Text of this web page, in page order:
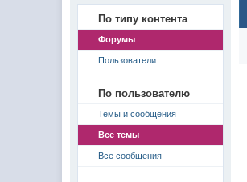
По типу контента
Форумы
Пользователи
По пользователю
Темы и сообщения
Все темы
Все сообщения